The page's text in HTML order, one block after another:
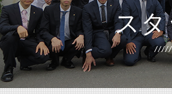
ス